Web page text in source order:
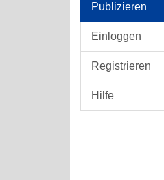
Publizieren
Einloggen
Registrieren
Hilfe